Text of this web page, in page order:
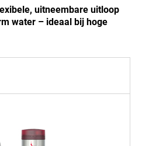
uitneembare uitloop
water – ideaal bij hoge